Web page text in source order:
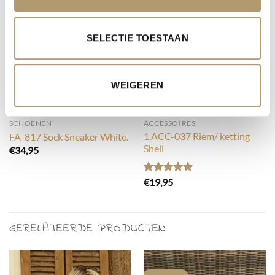
SELECTIE TOESTAAN
WEIGEREN
SCHOENEN
FA-817 Sock Sneaker White.
€34,95
ACCESSOIRES
1.ACC-037 Riem/ ketting
Shell
Gewaardeerd
€19,95
GERELATEERDE PRODUCTEN